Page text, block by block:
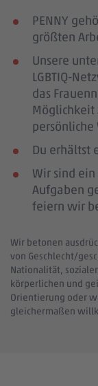
PENNY
größten
Unsere
LGBTIQ-
das
Möglichkeit
Du erhältst
Wir sind
Aufgaben
feiern wir
Wir betonen
von Geschlecht/
Nationalität,
körperlichen und
Orientierung oder
gleichermaßen